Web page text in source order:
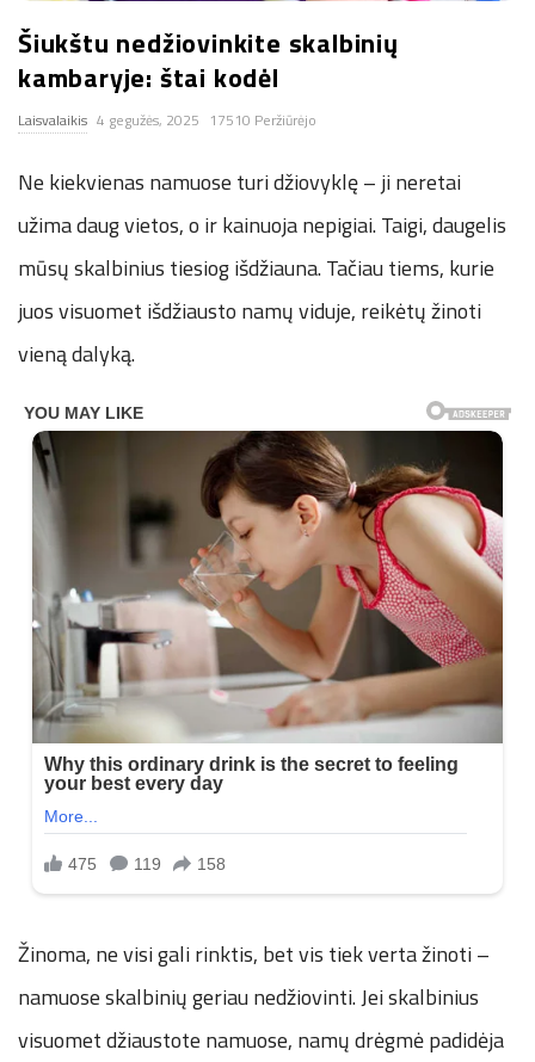
n
.
n
e
t
Šiukštu nedžiovinkite skalbinių
kambaryje: štai kodėl
Laisvalaikis 4 gegužės, 2025 17510 Peržiūrėjo
Ne kiekvienas namuose turi džiovyklę – ji neretai
užima daug vietos, o ir kainuoja nepigiai. Taigi, daugelis
mūsų skalbinius tiesiog išdžiauna. Tačiau tiems, kurie
juos visuomet išdžiausto namų viduje, reikėtų žinoti
vieną dalyką.
Žinoma, ne visi gali rinktis, bet vis tiek verta žinoti –
namuose skalbinių geriau nedžiovinti. Jei skalbinius
visuomet džiaustote namuose, namų drėgmė padidėja